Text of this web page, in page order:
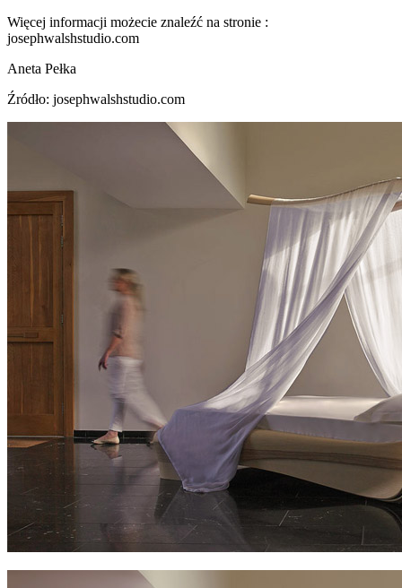
Więcej informacji możecie znaleźć na stronie :
josephwalshstudio.com
Aneta Pełka
Źródło: josephwalshstudio.com